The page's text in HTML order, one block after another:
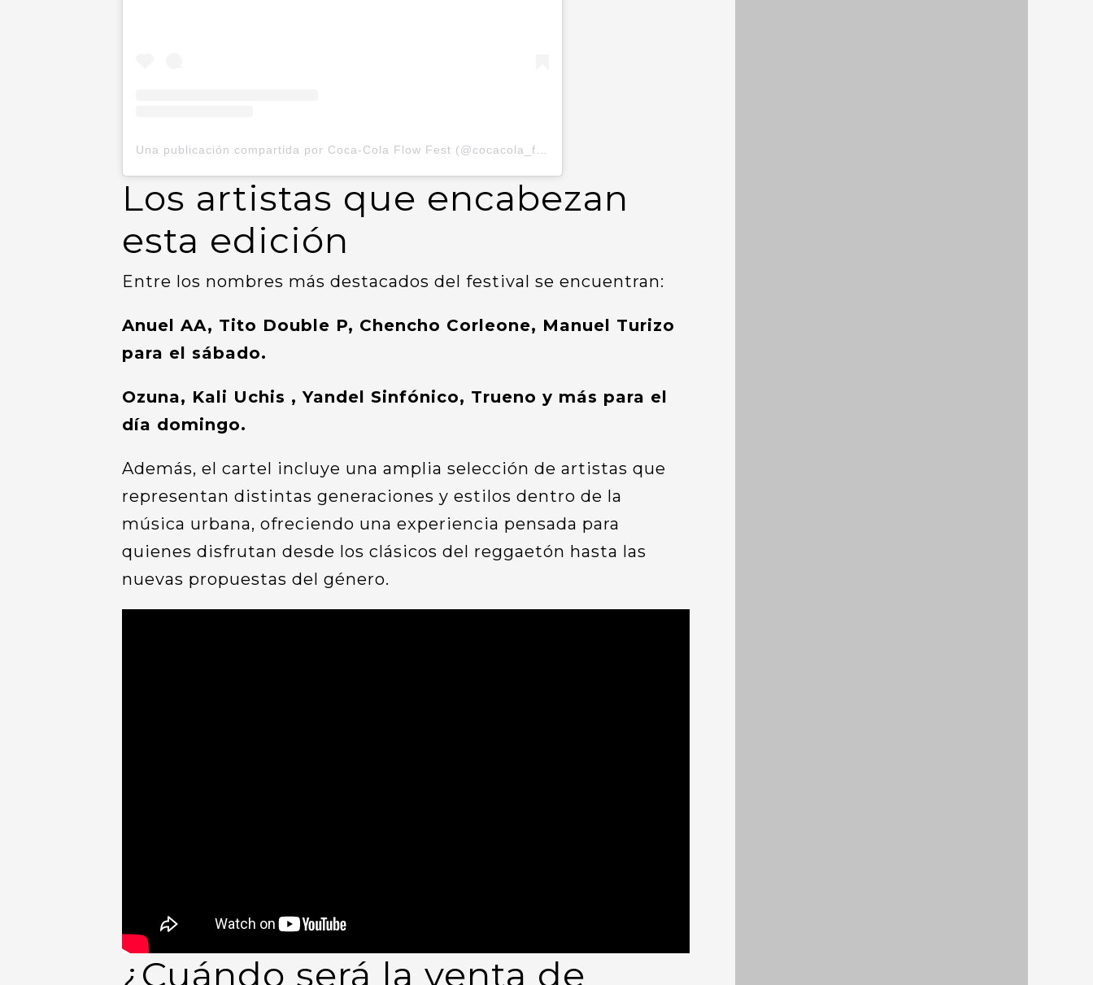
Los artistas que encabezan
esta edición
Entre los nombres más destacados del festival se encuentran:
Anuel AA, Tito Double P, Chencho Corleone, Manuel Turizo
para el sábado.
Ozuna, Kali Uchis , Yandel Sinfónico, Trueno y más para el
día domingo.
Además, el cartel incluye una amplia selección de artistas que
representan distintas generaciones y estilos dentro de la
música urbana, ofreciendo una experiencia pensada para
quienes disfrutan desde los clásicos del reggaetón hasta las
nuevas propuestas del género.
¿Cuándo será la venta de